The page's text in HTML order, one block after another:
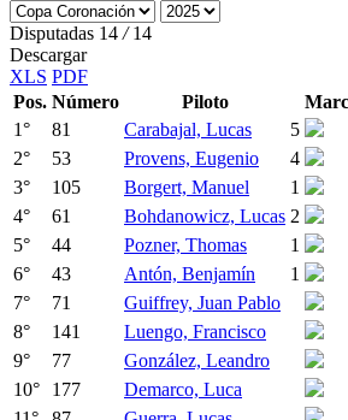
Disputadas 14 /14
Descargar
XLS PDF
Pos. Número Piloto
1° 81 Carabajal, Lucas 5
2° 53 Provens, Eugenio 4
3° 105 Borgert, Manuel 1
4° 61 Bohdanowicz, Lucas 2
5° 44 Pozner, Thomas 1
6° 43 Antón, Benjamín 1
7° 71 Guiffrey, Juan Pablo
8° 141 Luengo, Francisco
9° 77 González, Leandro
10° 177 Demarco, Luca